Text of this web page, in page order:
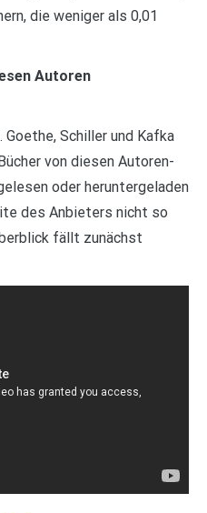
die weniger als 0,01
Autoren
Goethe, Schiller und Kafka
von diesen Autoren-
oder heruntergeladen
des Anbieters nicht so
fällt zunächst